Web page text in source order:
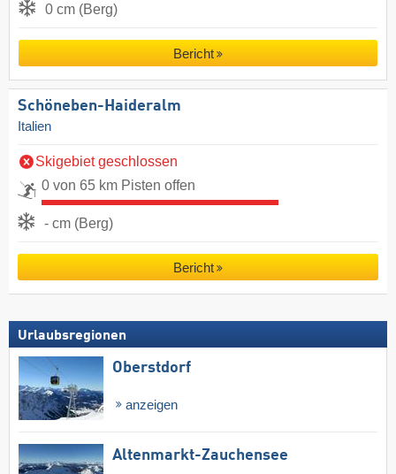
0 cm (Berg)
Bericht
Schöneben-Haideralm
Italien
Skigebiet geschlossen
0 von 65 km Pisten offen
- cm (Berg)
Bericht
Urlaubsregionen
Oberstdorf
anzeigen
Altenmarkt-Zauchensee